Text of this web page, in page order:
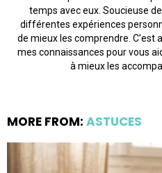
temps avec eux. Soucieuse
différentes expériences
de mieux les comprendre. C’est
mes connaissances pour vous
à mieux les
MORE FROM: ASTUCES